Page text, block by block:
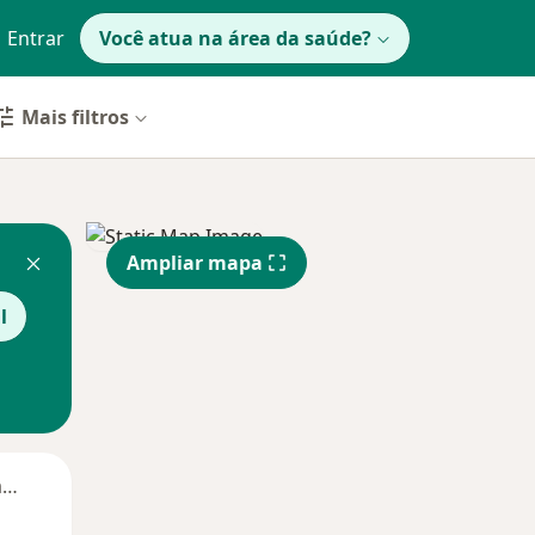
Entrar Você atua na área da saúde?
Mais filtros
Segunda-feira
Ampliar mapa